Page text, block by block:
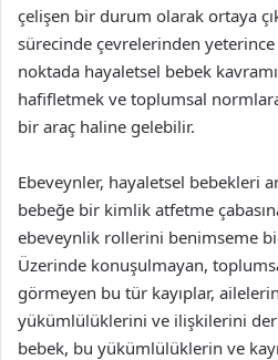
çelişen bir durum olarak ortaya
sürecinde çevrelerinden
noktada hayaletsel bebek
hafifletmek ve toplumsal
bir araç haline gelebilir.
Ebeveynler, hayaletsel bebekleri
bebeğe bir kimlik atfetme
ebeveynlik rollerini benimseme
Üzerinde konuşulmayan,
görmeyen bu tür kayıplar,
yükümlülüklerini ve ilişkilerini
bebek, bu yükümlülüklerin ve